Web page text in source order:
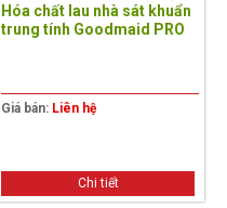
Hóa chất lau nhà sát khuẩn
trung tính Goodmaid PRO
Giá bán: Liên hệ
Chi tiết